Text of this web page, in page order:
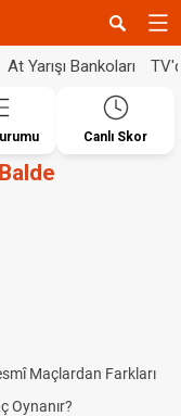
At Yarışı Bankoları
Canlı Skor
Maçlardan Farkları
Oynanır?